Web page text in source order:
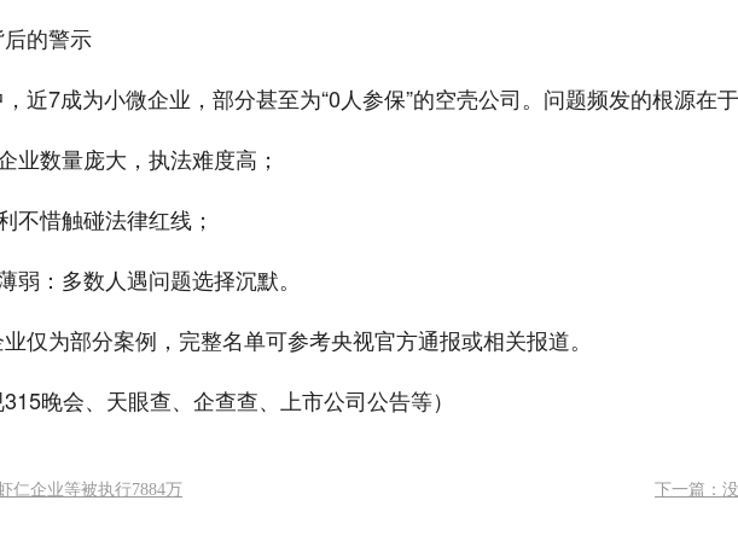
的警示
近7成为小微企业，部分甚至为“0人参保”的空壳公司。问题频发的根源在于
业数量庞大，执法难度高；
不惜触碰法律红线；
弱：多数人遇问题选择沉默。
仅为部分案例，完整名单可参考央视官方通报或相关报道。
315晚会、天眼查、企查查、上市公司公告等）
仁企业等被执行7884万 下一篇：